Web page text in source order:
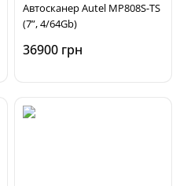
Автосканер Autel MP808S-TS
(7”, 4/64Gb)
36900 грн